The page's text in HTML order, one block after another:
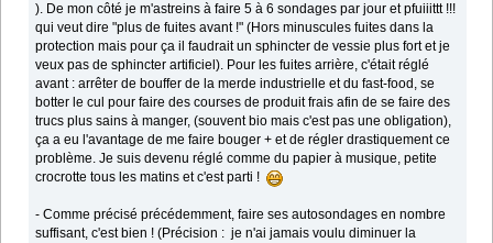
). De mon côté je m'astreins à faire 5 à 6 sondages par jour et pfuiiittt !!!
qui veut dire "plus de fuites avant !" (Hors minuscules fuites dans la
protection mais pour ça il faudrait un sphincter de vessie plus fort et je
veux pas de sphincter artificiel). Pour les fuites arrière, c'était réglé
avant : arrêter de bouffer de la merde industrielle et du fast-food, se
botter le cul pour faire des courses de produit frais afin de se faire des
trucs plus sains à manger, (souvent bio mais c'est pas une obligation),
ça a eu l'avantage de me faire bouger + et de régler drastiquement ce
problème. Je suis devenu réglé comme du papier à musique, petite
crocrotte tous les matins et c'est parti !
- Comme précisé précédemment, faire ses autosondages en nombre
suffisant, c'est bien ! (Précision : je n'ai jamais voulu diminuer la